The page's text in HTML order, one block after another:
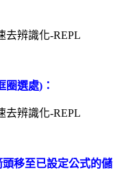
圈選處)：
移至已設定公式的儲